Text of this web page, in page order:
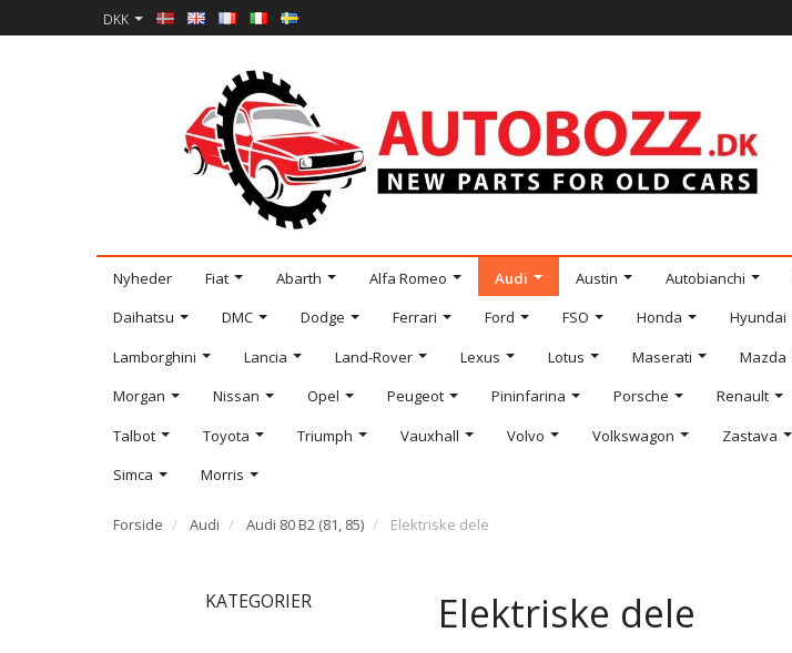
DKK
Nyheder Fiat Abarth Alfa Romeo Audi Austin Autobianchi
Daihatsu
DMC Dodge Ferrari Ford FSO Honda Hyundai
Lamborghini
Lancia Land-Rover Lexus Lotus Maserati Mazda
Morgan
Nissan Opel Peugeot Pininfarina Porsche Renault
Talbot
Toyota Triumph Vauxhall Volvo Volkswagon Zastava
Simca
Morris
Forside Audi Audi 80 B2 (81, 85) Elektriske dele
KATEGORIER Elektriske dele